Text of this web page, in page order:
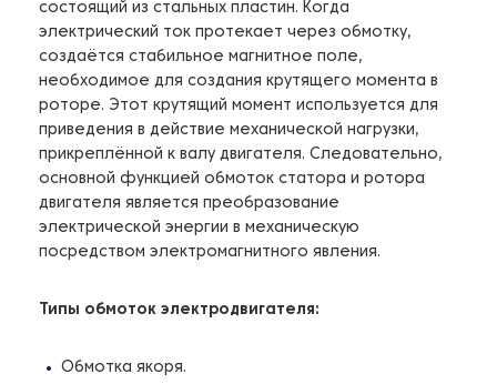
состоящий из стальных пластин. Когда
электрический ток протекает через обмотку,
создаётся стабильное магнитное поле,
необходимое для создания крутящего момента в
роторе. Этот крутящий момент используется для
приведения в действие механической нагрузки,
прикреплённой к валу двигателя. Следовательно,
основной функцией обмоток статора и ротора
двигателя является преобразование
электрической энергии в механическую
посредством электромагнитного явления.
Типы обмоток электродвигателя:
Обмотка якоря.